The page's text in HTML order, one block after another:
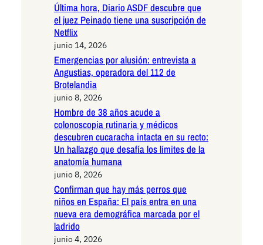
Última hora, Diario ASDF descubre que
el juez Peinado tiene una suscripción de
Netflix
junio 14, 2026
Emergencias por alusión: entrevista a
Angustias, operadora del 112 de
Brotelandia
junio 8, 2026
Hombre de 38 años acude a
colonoscopia rutinaria y médicos
descubren cucaracha intacta en su recto:
Un hallazgo que desafía los límites de la
anatomía humana
junio 8, 2026
Confirman que hay más perros que
niños en España: El país entra en una
nueva era demográfica marcada por el
ladrido
junio 4, 2026